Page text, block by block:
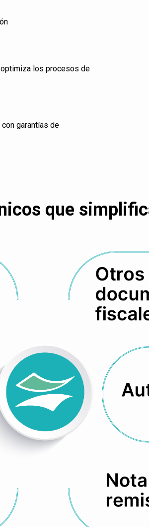
los procesos de
garantías de
que